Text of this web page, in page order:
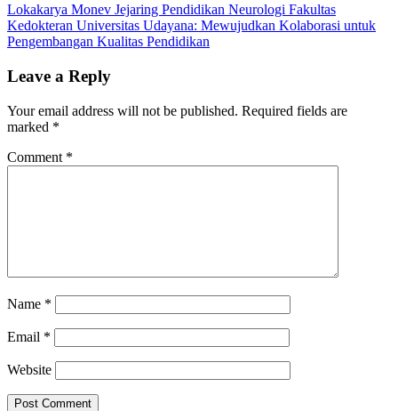
Lokakarya Monev Jejaring Pendidikan Neurologi Fakultas
Kedokteran Universitas Udayana: Mewujudkan Kolaborasi untuk
Pengembangan Kualitas Pendidikan
Leave a Reply
Your email address will not be published. Required fields are
marked *
Comment *
Name *
Email *
Website